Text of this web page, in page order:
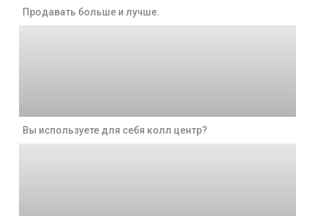
Продавать больше и лучше.
Вы используете для себя колл центр?